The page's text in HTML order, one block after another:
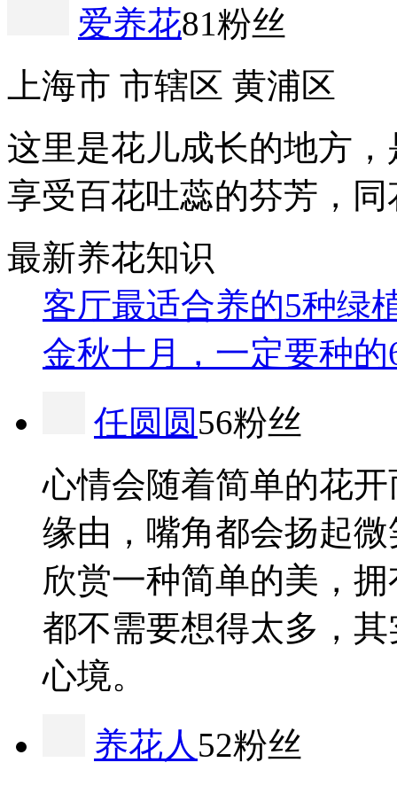
爱养花81粉丝
上海市 市辖区 黄浦区
这里是花儿成长的地方
享受百花吐蕊的芬芳，
最新养花知识
客厅最适合养的5种绿
金秋十月，一定要种
任圆圆56粉丝
心情会随着简单的花
缘由，嘴角都会扬起
欣赏一种简单的美，
都不需要想得太多，
心境。
养花人 52粉丝